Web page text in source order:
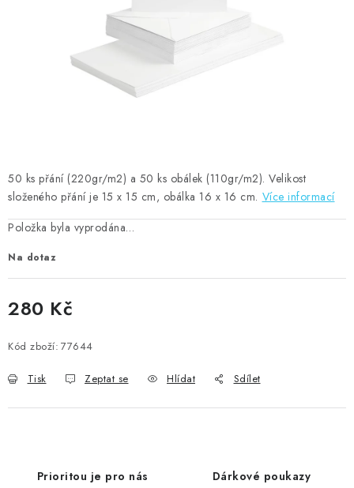
Kontakty Moje objednávka
Hodnocení obchodu
Podmínky ochrany osobních údajů
50 ks přání (220gr/m2) a 50 ks obálek (110gr/m2). Velikost
složeného přání je 15 x 15 cm, obálka 16 x 16 cm. Více informací
Položka byla vyprodána…
Na dotaz
280 Kč
Kód zboží: 77644
Tisk Zeptat se Hlídat Sdílet
Prioritou je pro nás Dárkové poukazy